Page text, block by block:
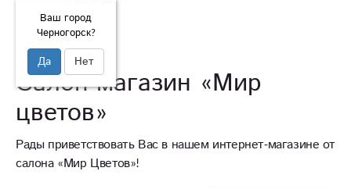
Ваш город
Черногорск?
Да Нет
Главная О нас
Салон-магазин «Мир
цветов»
Рады приветствовать Вас в нашем интернет-магазине от
салона «Мир Цветов»!